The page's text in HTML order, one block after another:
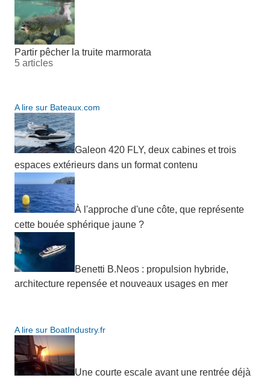
Partir pêcher la truite marmorata
5 articles
A lire sur Bateaux.com
Galeon 420 FLY, deux cabines et trois
espaces extérieurs dans un format contenu
À l'approche d'une côte, que représente
cette bouée sphérique jaune ?
Benetti B.Neos : propulsion hybride,
architecture repensée et nouveaux usages en mer
A lire sur BoatIndustry.fr
Une courte escale avant une rentrée déjà